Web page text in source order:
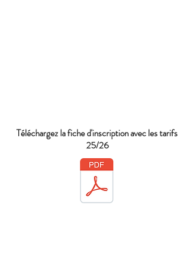
Téléchargez la fiche d'inscription avec les tarifs
25/26